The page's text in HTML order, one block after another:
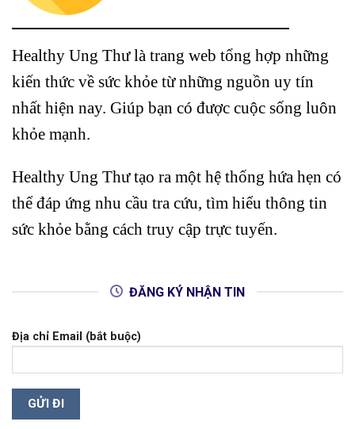
Healthy Ung Thư là trang web tổng hợp những
kiến thức về sức khỏe từ những nguồn uy tín
nhất hiện nay. Giúp bạn có được cuộc sống luôn
khỏe mạnh.
Healthy Ung Thư tạo ra một hệ thống hứa hẹn có
thể đáp ứng nhu cầu tra cứu, tìm hiểu thông tin
sức khỏe bằng cách truy cập trực tuyến.
ĐĂNG KÝ NHẬN TIN
Địa chỉ Email (bắt buộc)